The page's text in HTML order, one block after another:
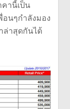
านี้เป็น
นๆกำลังมอง
ล่าสุดกันได้